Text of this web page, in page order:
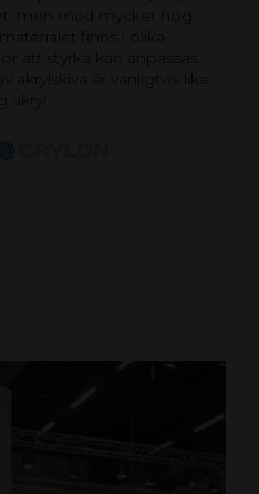
men med mycket hög
finns i olika
att styrka kan anpassas
akrylskiva är vanligtvis lika